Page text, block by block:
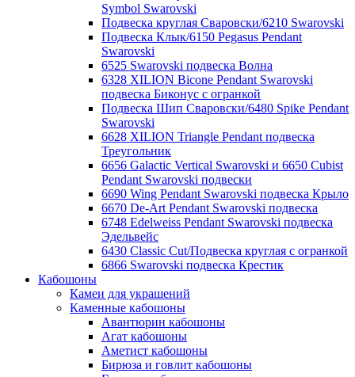
Symbol Swarovski
Подвеска круглая Сваровски/6210 Swarovski
Подвеска Клык/6150 Pegasus Pendant
Swarovski
6525 Swarovski подвеска Волна
6328 XILION Bicone Pendant Swarovski
подвеска Биконус c огранкой
Подвеска Шип Сваровски/6480 Spike Pendant
Swarovski
6628 XILION Triangle Pendant подвеска
Треугольник
6656 Galactic Vertical Swarovski и 6650 Cubist
Pendant Swarovski подвески
6690 Wing Pendant Swarovski подвеска Крыло
6670 De-Art Pendant Swarovski подвеска
6748 Edelweiss Pendant Swarovski подвеска
Эдельвейс
6430 Classic Cut/Подвеска круглая с огранкой
6866 Swarovski подвеска Крестик
Кабошоны
Камеи для украшений
Каменные кабошоны
Авантюрин кабошоны
Агат кабошоны
Аметист кабошоны
Бирюза и говлит кабошоны